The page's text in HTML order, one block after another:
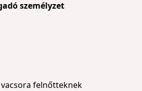
személyzet
felnőtteknek